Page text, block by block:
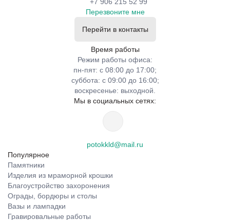
Перезвоните мне
Перейти в контакты
Время работы
Режим работы офиса:
пн-пят: с 08:00 до 17:00;
суббота: с 09:00 до 16:00;
воскресенье: выходной.
Мы в социальных сетях:
potokkld@mail.ru
Популярное
Памятники
Изделия из мраморной крошки
Благоустройство захоронения
Ограды, бордюры и столы
Вазы и лампадки
Гравировальные работы